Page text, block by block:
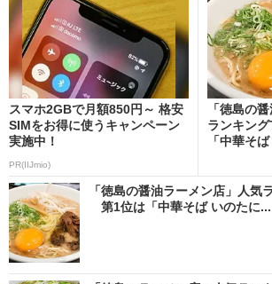
スマホ2GBで月額850円～ 格安
SIMをお得に使うキャンペーン
実施中！
PR(IIJmio)
「徳島の
ランキン
「中華そ
「徳島の醤油ラーメン店」人気
第1位は「中華そば いのたに...